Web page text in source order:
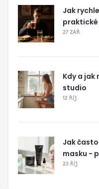
Jak
27 ZÁŘ
Kdy a
studio
12 ŘÍJ
Jak
masku -
23 ŘÍJ